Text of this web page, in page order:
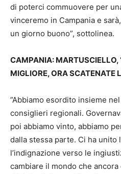
di poterci commuovere per
vinceremo in Campania e
un giorno buono”, sottolinea.
CAMPANIA: MARTUSCIELLO,
MIGLIORE, ORA SCATENATE
”Abbiamo esordito insieme
consiglieri regionali.
poi abbiamo vinto, abbiamo
dalla stessa parte. Ci ha unito
l’indignazione verso le
cambiare il mondo che